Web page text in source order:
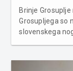
Brinje
Grosupljega so
slovenskega